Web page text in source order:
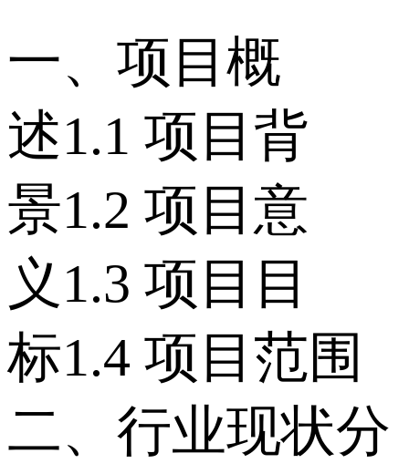
一、项目概
述 1.1 项目背
景 1.2 项目意
义 1.3 项目目
标 1.4 项目范围
二、行业现状分